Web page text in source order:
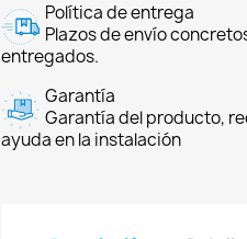
Política de entrega
Plazos de envío
entregados.
Garantía
Garantía del producto,
ayuda en la instalación